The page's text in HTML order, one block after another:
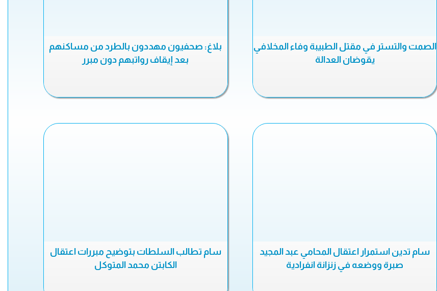
الصمت والتستر في مقتل الطبيبة وفاء المخلافي
يقوضان العدالة
بلاغ: صحفيون مهددون بالطرد من مساكنهم
بعد إيقاف رواتبهم دون مبرر
سام تدين استمرار اعتقال المحامي عبد المجيد
صبرة ووضعه في زنزانة انفرادية
سام تطالب السلطات بتوضيح مبررات اعتقال
الكابتن محمد المتوكل